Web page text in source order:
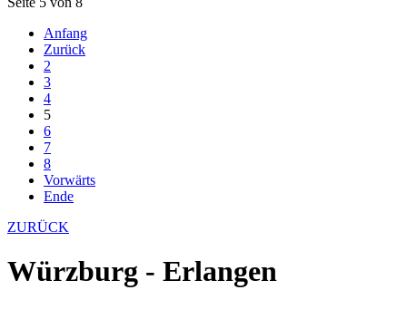
Anfang
Zurück
2
3
4
5
6
7
8
Vorwärts
Ende
ZURÜCK
Würzburg - Erlangen